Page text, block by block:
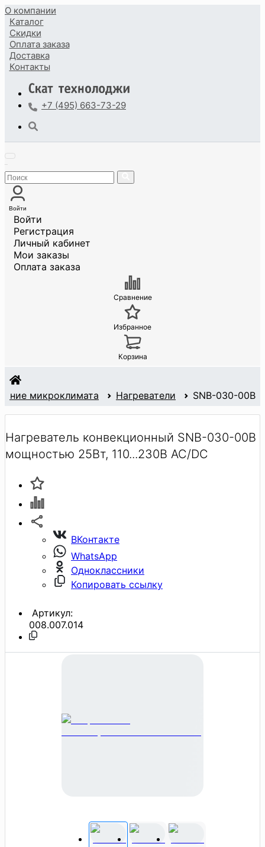
О компании
Каталог
Скидки
Оплата заказа
Доставка
Контакты
+7 (495) 663-73-29
Войти
Войти
Регистрация
Личный кабинет
Мои заказы
Оплата заказа
Сравнение
Избранное
Корзина
микроклимата Нагреватели SNB-030-00B
Нагреватель конвекционный SNB-030-00B
мощностью 25Вт, 110...230В AC/DC
ВКонтакте
WhatsApp
Одноклассники
Копировать ссылку
Артикул:
008.007.014